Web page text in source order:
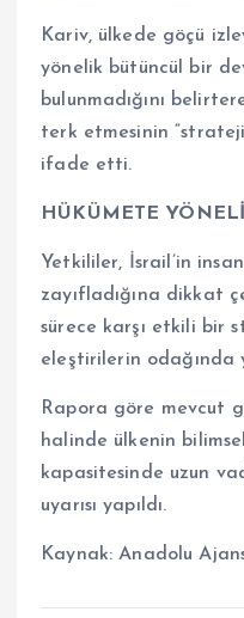
Kariv, ülkede göçü
yönelik bütüncül bir
bulunmadığını
terk etmesinin
ifade etti.
HÜKÜMETE
Yetkililer, İsrail’in
zayıfladığına dikkat
sürece karşı etkili bir
eleştirilerin odağında
Rapora göre mevcut
halinde ülkenin
kapasitesinde uzun
uyarısı yapıldı.
Kaynak: Anadolu